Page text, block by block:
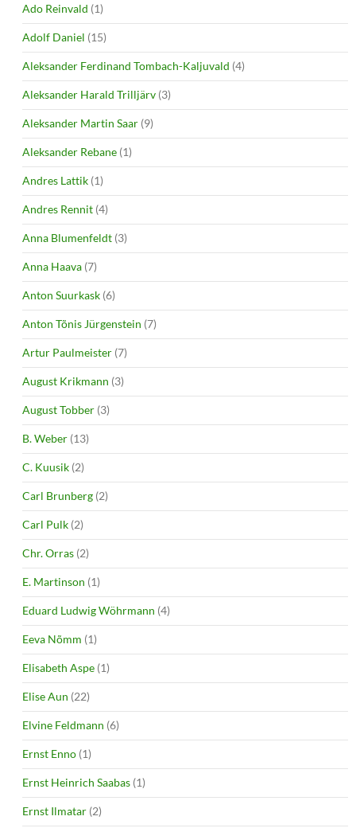
Ado Reinvald (1)
Adolf Daniel (15)
Aleksander Ferdinand Tombach-Kaljuvald (4)
Aleksander Harald Trilljärv (3)
Aleksander Martin Saar (9)
Aleksander Rebane (1)
Andres Lattik (1)
Andres Rennit (4)
Anna Blumenfeldt (3)
Anna Haava (7)
Anton Suurkask (6)
Anton Tõnis Jürgenstein (7)
Artur Paulmeister (7)
August Krikmann (3)
August Tobber (3)
B. Weber (13)
C. Kuusik (2)
Carl Brunberg (2)
Carl Pulk (2)
Chr. Orras (2)
E. Martinson (1)
Eduard Ludwig Wöhrmann (4)
Eeva Nõmm (1)
Elisabeth Aspe (1)
Elise Aun (22)
Elvine Feldmann (6)
Ernst Enno (1)
Ernst Heinrich Saabas (1)
Ernst Ilmatar (2)